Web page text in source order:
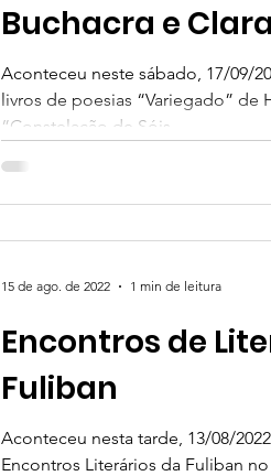
Buchacra e
Aconteceu neste sábado, 17/09/
livros de poesias “Variegado” de
“Constelação de Sóis...
Encontros de
Fuliban
Aconteceu nesta tarde, 13/08/
Encontros Literários da Fuliban
15 de ago. de 2022 1 min de leitura